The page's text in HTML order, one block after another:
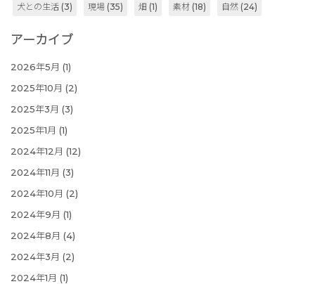
犬との生活 (3) 現場 (35) 畑 (1) 素材 (18) 自然 (24)
アーカイブ
2026年5月 (1)
2025年10月 (2)
2025年3月 (3)
2025年1月 (1)
2024年12月 (12)
2024年11月 (3)
2024年10月 (2)
2024年9月 (1)
2024年8月 (4)
2024年3月 (2)
2024年1月 (1)